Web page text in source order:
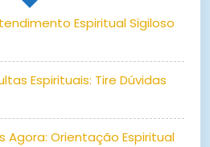
Espiritual Sigiloso
Espirituais: Tire Dúvidas
Agora: Orientação Espiritual